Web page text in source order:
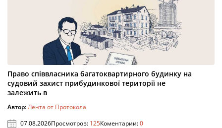
Право співвласника багатоквартирного будинку на
судовий захист прибудинкової території не
залежить в
Автор:Лента от Протокола
07.08.2026Просмотров: 125Коментарии:0